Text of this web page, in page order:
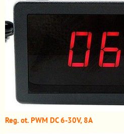
Reg. ot. PWM DC 6-30V, 8A